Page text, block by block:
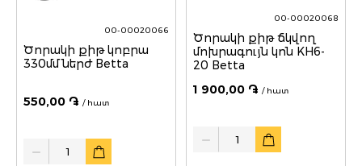
00-00020066
Ծորակի քիթ կոբրա
330մմ ներժ Betta
550,00 ֏ / հատ
00-00020068
Ծորակի քիթ ճկվող
մոխրագույն կոն KH6-
20 Betta
1 900,00 ֏ / հատ